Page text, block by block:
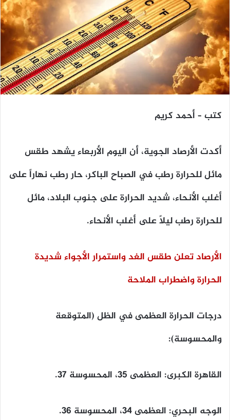
كتب – أحمد كريم
أكدت الأرصاد الجوية، أن اليوم الأربعاء يشهد طقس
مائل للحرارة رطب في الصباح الباكر، حار رطب نهاراً على
أغلب الأنحاء، شديد الحرارة على جنوب البلاد، مائل
للحرارة رطب ليلاً على أغلب الأنحاء.
الأرصاد تعلن طقس الغد واستمرار الأجواء شديدة
الحرارة واضطراب الملاحة
​درجات الحرارة العظمى في الظل (المتوقعة
والمحسوسة):
​القاهرة الكبرى: العظمى 35، المحسوسة 37.
​الوجه البحري: العظمى 34، المحسوسة 36.